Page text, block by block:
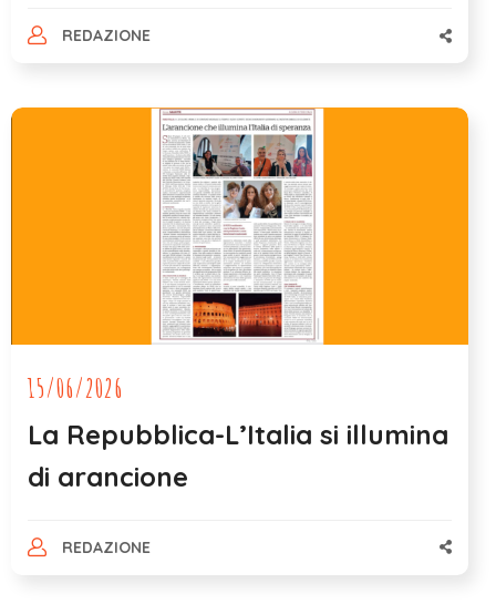
REDAZIONE
15/06/2026
La Repubblica-L’Italia si illumina
di arancione
REDAZIONE